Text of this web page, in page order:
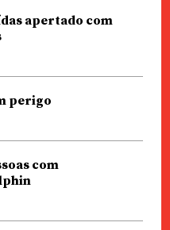
apertado com
perigo
com